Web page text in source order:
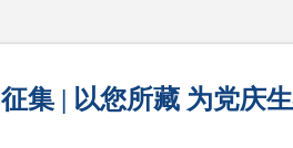
征集 | 以您所藏 为党庆